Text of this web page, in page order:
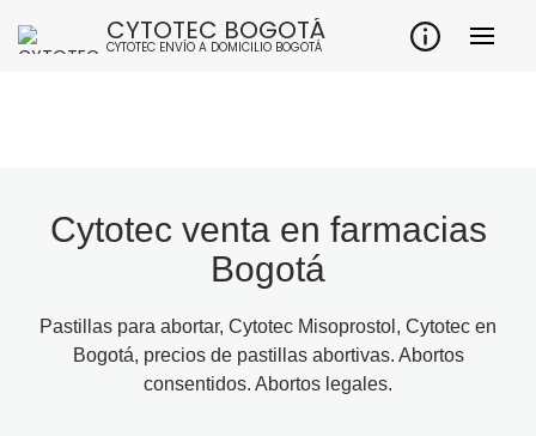
CYTOTEC BOGOTÁ
CYTOTEC ENVÍO A DOMICILIO BOGOTÁ
Cytotec venta en farmacias
Bogotá
Pastillas para abortar, Cytotec Misoprostol, Cytotec en
Bogotá, precios de pastillas abortivas. Abortos
consentidos. Abortos legales.